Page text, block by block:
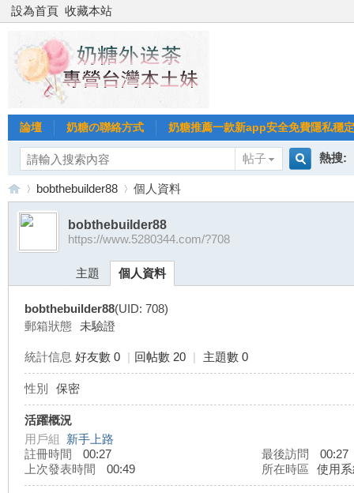
設為首頁 收藏本站
論壇 奶糖の聯絡方式 奶糖推薦一款新app安全免費隱私穩
帖子
熱搜:
台›
bobthebuilder88 個人資料
bobthebuilder88
https://www.5280344.com/?708
主題 個人資料
bobthebuilder88(UID: 708)
郵箱狀態 未驗證
統計信息 好友數 0 | 回帖數 20 | 主題數 0
性別 保密
活躍概況
用戶組 新手上路
註冊時間
00:27 最後訪問
00:27
上次發表時間
00:49 所在時區 使用